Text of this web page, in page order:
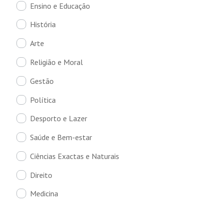
Ensino e Educação
História
Arte
Religião e Moral
Gestão
Política
Desporto e Lazer
Saúde e Bem-estar
Ciências Exactas e Naturais
Direito
Medicina